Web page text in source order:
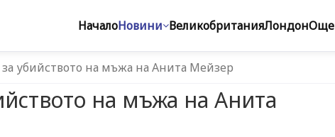
НачалоНовини ВеликобританияЛондонОще
за убийството на мъжа на Анита Мейзер
на мъжа на Анита